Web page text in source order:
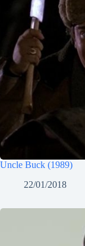
Uncle Buck (1989)
22/01/2018